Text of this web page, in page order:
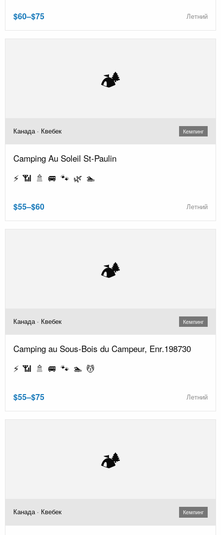
$60–$75 Летний
🏕️
Канада · Квебек Кемпинг
Camping Au Soleil St-Paulin
⚡ 📶 🚿 🚐 🐾 🌿 🏊
$55–$60 Летний
🏕️
Канада · Квебек Кемпинг
Camping au Sous-Bois du Campeur, Enr.198730
⚡ 📶 🚿 🚐 🐾 🏊 💆
$55–$75 Летний
🏕️
Канада · Квебек Кемпинг